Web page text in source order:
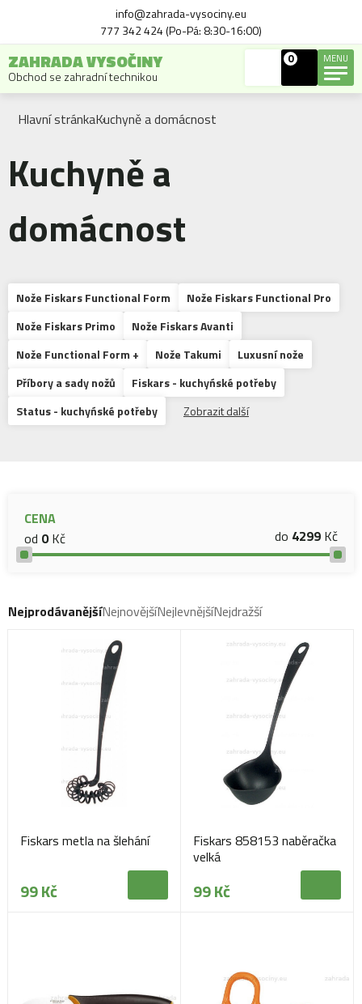
info@zahrada-vysociny.eu
777 342 424 (Po-Pá: 8:30-16:00)
ZAHRADA VYSOČINY
Obchod se zahradní technikou
0 MENU
Hlavní stránkaKuchyně a domácnost
Kuchyně a
domácnost
Nože Fiskars Functional Form
Nože Fiskars Functional Pro
Nože Fiskars Primo
Nože Fiskars Avanti
Nože Functional Form +
Nože Takumi
Luxusní nože
Příbory a sady nožů
Fiskars - kuchyńské potřeby
Status - kuchyńské potřeby
Zobrazit další
CENA
od 0Kč do 4299 Kč
NejprodávanějšíNejnovějšíNejlevnějšíNejdražší
Fiskars metla na šlehání
99 Kč
Fiskars 858153 naběračka
velká
99 Kč